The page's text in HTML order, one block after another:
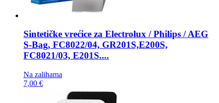
Sintetičke vrećice za Electrolux / Philips / AEG
S-Bag, FC8022/04, GR201S,E200S,
FC8021/03, E201S....
Na zalihama
7,00 €